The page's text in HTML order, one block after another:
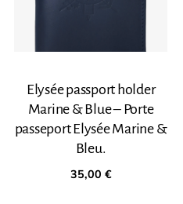
Elysée passport holder
Marine & Blue – Porte
passeport Elysée Marine &
Bleu.
35,00 €